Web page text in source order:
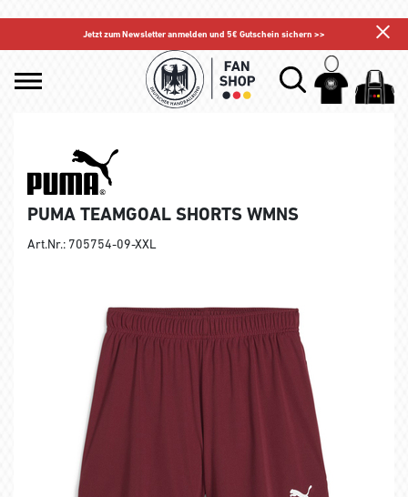
Jetzt zum Newsletter anmelden und 5€ Gutschein sichern >>
PUMA TEAMGOAL SHORTS WMNS
Art.Nr.: 705754-09-XXL